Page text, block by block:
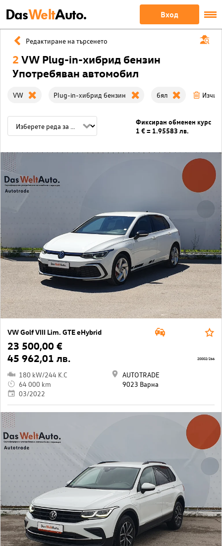
DasWeltAuto. Вход
Редактиране на търсенето
2 VW Plug-in-хибрид бензин
Употребяван автомобил
VW Plug-in-хибрид бензин бял
Фиксиран обменен курс
1 € = 1.95583 лв.
VW Golf VIII Lim. GTE eHybrid
23 500,00 €
45 962,01 лв.
180 kW/244 K.C
64 000 km
03/2022
AUTOTRADE
9023 Варна
20002/266